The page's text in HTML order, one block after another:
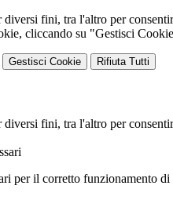
fini, tra l'altro per
cliccando su "Gestisci
Gestisci Cookie Rifiuta Tutti
fini, tra l'altro per
per il corretto funzionamento di